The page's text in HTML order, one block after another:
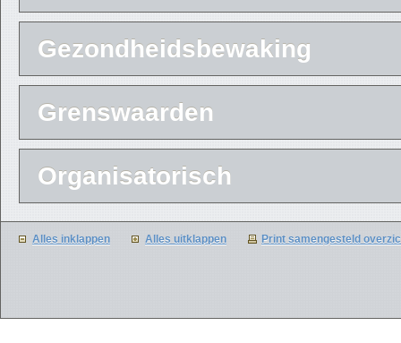
Gezondheidsbewaking
Grenswaarden
Organisatorisch
Alles inklappen Alles uitklappen Print samengesteld